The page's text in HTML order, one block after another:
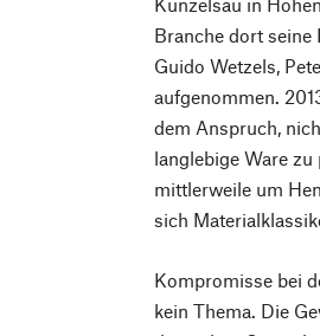
Branche dort seine
Guido Wetzels,
aufgenommen.
dem Anspruch,
langlebige Ware
mittlerweile um
sich
Kompromisse bei
kein Thema. Die